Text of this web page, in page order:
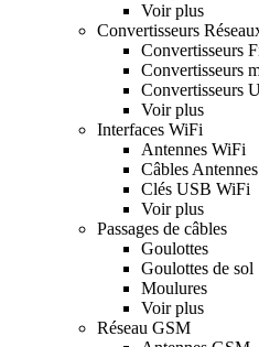
Voir plus
Convertisseurs
Convertisseurs
Convertisseurs
Convertisseurs
Voir plus
Interfaces WiFi
Antennes WiFi
Câbles
Clés USB WiFi
Voir plus
Passages de câbles
Goulottes
Goulottes de sol
Moulures
Voir plus
Réseau GSM